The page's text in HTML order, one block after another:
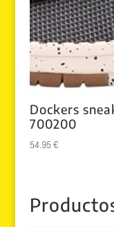
Dockers
700200
54.95€